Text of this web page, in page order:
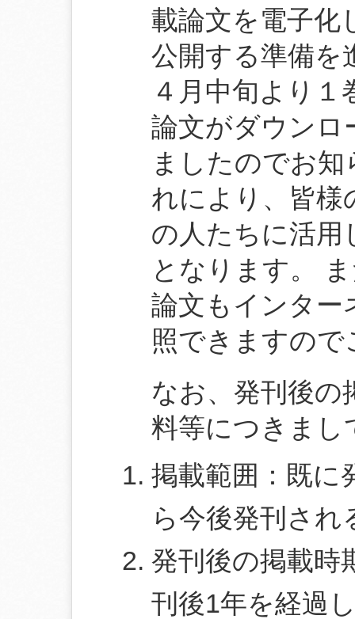
載論文を電子化
公開する準備を
４月中旬より
論文がダウンロ
ましたのでお
れにより、皆様
の人たちに活用
となります。
論文もインター
照できますので
なお、発刊後の
料等につきまし
掲載範囲：既に
ら今後発刊され
発刊後の掲載時
刊後1年を経過